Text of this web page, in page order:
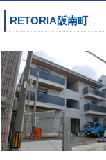
RETORIA阪南町